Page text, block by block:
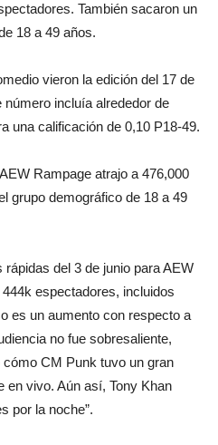
También sacaron un
18 a 49 años.
vieron la edición del 17 de
incluía alrededor de
una calificación de 0,10 P18-49.
Rampage atrajo a 476,000
grupo demográfico de 18 a 49
del 3 de junio para AEW
espectadores, incluidos
es un aumento con respecto a
no fue sobresaliente,
CM Punk tuvo un gran
en vivo. Aún así, Tony Khan
por la noche”.